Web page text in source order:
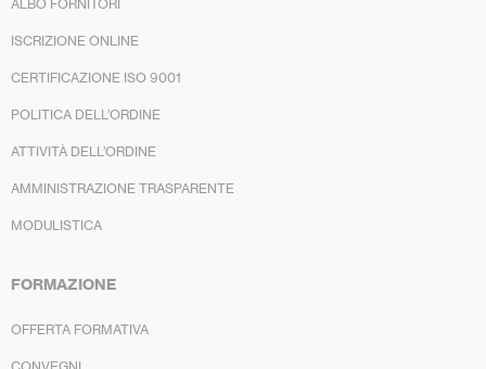
ALBO FORNITORI
ISCRIZIONE ONLINE
CERTIFICAZIONE ISO 9001
POLITICA DELL’ORDINE
ATTIVITÀ DELL’ORDINE
AMMINISTRAZIONE TRASPARENTE
MODULISTICA
FORMAZIONE
OFFERTA FORMATIVA